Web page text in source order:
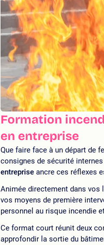
Formation
en entreprise
Que faire face à un départ de
consignes de sécurité
entreprise ancre ces réflexes
Animée directement dans vos
vos moyens de première
personnel au risque incendie
Ce format court réunit deux
approfondir la sortie du